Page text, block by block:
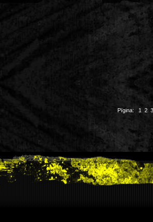
Pïgina: 1 2 3